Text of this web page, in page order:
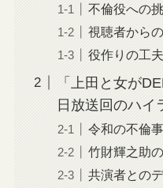
不倫役への
視聴者から
役作りの工
「上田と女が
日放送回のハイ
令和の不倫
竹財輝之助
共演者との